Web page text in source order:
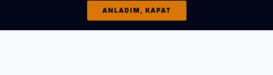
Balıkesir'den Bandırma’ya ücretsiz psikolojik
ANLADIM, KAPAT